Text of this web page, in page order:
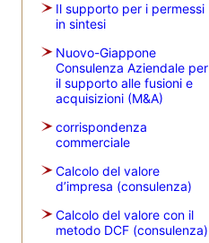
Il supporto per i permessi
in sintesi
Nuovo-Giappone
Consulenza Aziendale per
il supporto alle fusioni e
acquisizioni (M&A)
corrispondenza
commerciale
Calcolo del valore
d’impresa (consulenza)
Calcolo del valore con il
metodo DCF (consulenza)